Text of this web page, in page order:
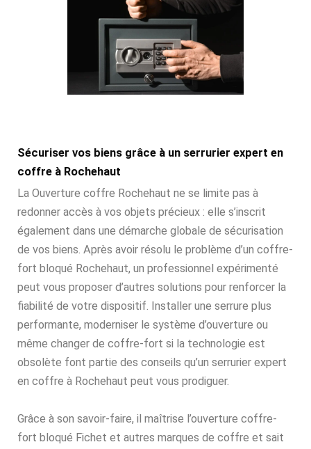
Sécuriser vos biens grâce à un serrurier expert en
coffre à Rochehaut
La Ouverture coffre Rochehaut ne se limite pas à
redonner accès à vos objets précieux : elle s’inscrit
également dans une démarche globale de sécurisation
de vos biens. Après avoir résolu le problème d’un coffre-
fort bloqué Rochehaut, un professionnel expérimenté
peut vous proposer d’autres solutions pour renforcer la
fiabilité de votre dispositif. Installer une serrure plus
performante, moderniser le système d’ouverture ou
même changer de coffre-fort si la technologie est
obsolète font partie des conseils qu’un serrurier expert
en coffre à Rochehaut peut vous prodiguer.
Grâce à son savoir-faire, il maîtrise l’ouverture coffre-
fort bloqué Fichet et autres marques de coffre et sait